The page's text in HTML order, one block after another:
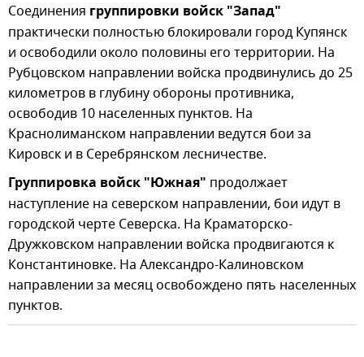
Соединения группировки войск "Запад"
практически полностью блокировали город Купянск
и освободили около половины его территории. На
Рубцовском направлении войска продвинулись до 25
километров в глубину обороны противника,
освободив 10 населенных пунктов. На
Краснолиманском направлении ведутся бои за
Кировск и в Серебрянском лесничестве.
Группировка войск "Южная" продолжает
наступление на северском направлении, бои идут в
городской черте Северска. На Краматорско-
Дружковском направлении войска продвигаются к
Константиновке. На Александро-Калиновском
направлении за месяц освобождено пять населенных
пунктов.